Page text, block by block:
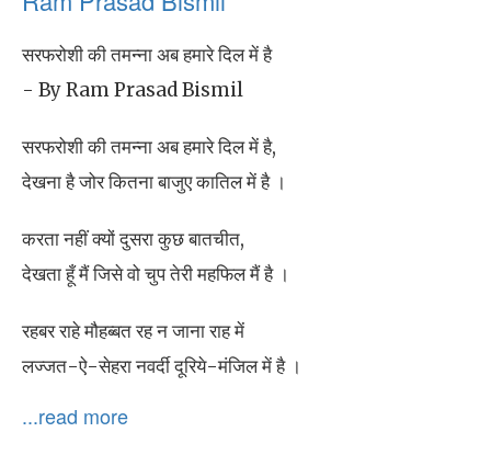
सरफरोशी की तमन्ना अब हमारे दिल में है
- By Ram Prasad Bismil
सरफरोशी की तमन्ना अब हमारे दिल में है,
देखना है जोर कितना बाजुए कातिल में है ।
करता नहीं क्यों दुसरा कुछ बातचीत,
देखता हूँ मैं जिसे वो चुप तेरी महफिल मैं है ।
रहबर राहे मौहब्बत रह न जाना राह में
लज्जत-ऐ-सेहरा नवर्दी दूरिये-मंजिल में है ।
...read more